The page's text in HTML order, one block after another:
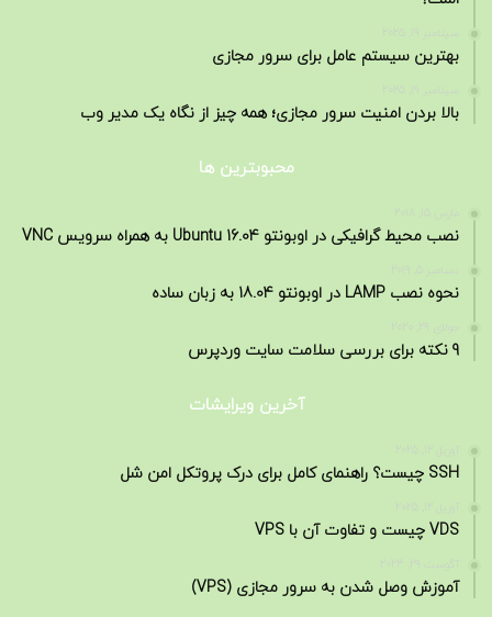
بهترین سیستم عامل برای سرور مجازی
بالا بردن امنیت سرور مجازی؛ همه چیز از نگاه یک مدیر وب
محبوبترین ها
نصب محیط گرافیکی در اوبونتو 16.04 Ubuntu به همراه سرویس VNC
نحوه نصب LAMP در اوبونتو 18.04 به زبان ساده
جولای 29, 2020
9 نکته برای بررسی سلامت سایت وردپرس
آخرین ویرایشات
SSH چیست؟ راهنمای کامل برای درک پروتکل امن شل
VDS چیست و تفاوت آن با VPS
آگوست 29, 2023
آموزش وصل شدن به سرور مجازی (VPS)